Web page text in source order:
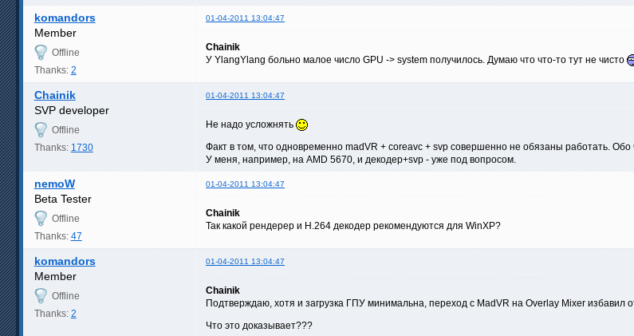
komandors 01-04-2011 13:04:47
Member
Offline
Thanks: 2
Chainik
У YlangYlang больно малое число GPU -> system получилось. Думаю что что-то тут не чисто
Chainik 01-04-2011 13:04:47
SVP developer
Offline
Thanks: 1730
Не надо усложнять
Факт в том, что одновременно madVR + coreavc + svp совершенно не обязаны работать. Обо
У меня, например, на AMD 5670, и декодер+svp - уже под вопросом.
nemoW 01-04-2011 13:04:47
Beta Tester
Offline
Thanks: 47
Chainik
Так какой рендерер и H.264 декодер рекомендуются для WinXP?
komandors 01-04-2011 13:04:47
Member
Offline
Thanks: 2
Chainik
Подтверждаю, хотя и загрузка ГПУ минимальна, переход с MadVR на Overlay Mixer избавил
Что это доказывает???